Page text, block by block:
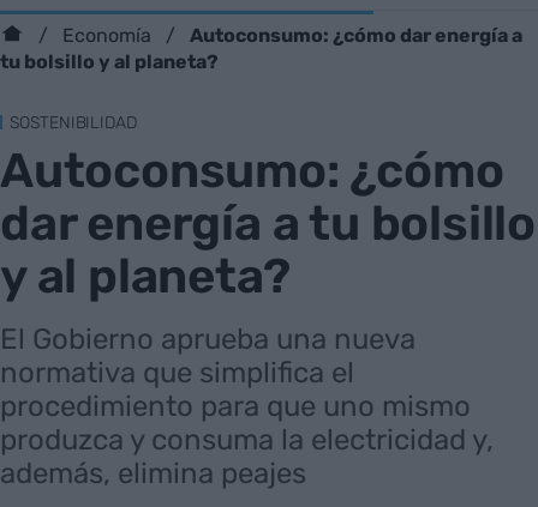
Economía
Autoconsumo: ¿cómo dar energía a
tu bolsillo y al planeta?
SOSTENIBILIDAD
Autoconsumo: ¿cómo
dar energía a tu bolsillo
y al planeta?
El Gobierno aprueba una nueva
normativa que simplifica el
procedimiento para que uno mismo
produzca y consuma la electricidad y,
además, elimina peajes